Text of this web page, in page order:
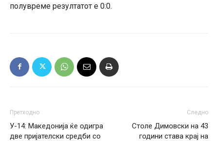
полувреме резултатот е 0:0.
Претходно
У-14: Македонија ќе одигра
две пријателски средби со
Следно
Столе Димовски на 43
години става крај на